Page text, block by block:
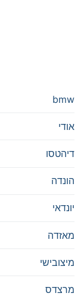
bmw
אודי
דיהטסו
הונדה
יונדאי
מאזדה
מיצובישי
מרצדס